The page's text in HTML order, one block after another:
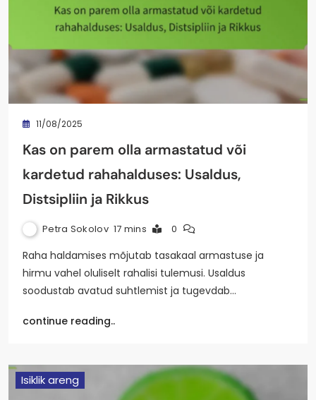
11/08/2025
Kas on parem olla armastatud või
kardetud rahahalduses: Usaldus,
Distsipliin ja Rikkus
Petra Sokolov 17 mins 0
Raha haldamises mõjutab tasakaal armastuse ja
hirmu vahel oluliselt rahalisi tulemusi. Usaldus
soodustab avatud suhtlemist ja tugevdab…
continue reading..
Isiklik areng